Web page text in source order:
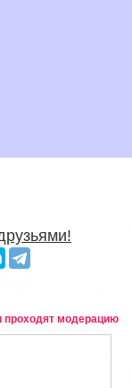
проходят модерацию